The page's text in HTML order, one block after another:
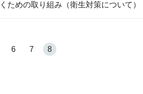
ための取り組み（衛生対策について）
6 7 8